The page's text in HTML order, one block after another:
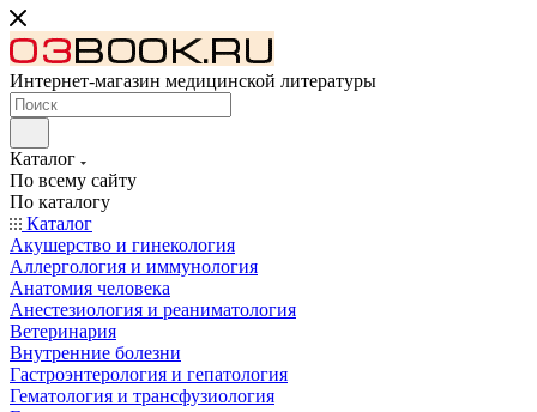
Интернет-магазин медицинской литературы
Каталог
По всему сайту
По каталогу
Каталог
Акушерство и гинекология
Аллергология и иммунология
Анатомия человека
Анестезиология и реаниматология
Ветеринария
Внутренние болезни
Гастроэнтерология и гепатология
Гематология и трансфузиология